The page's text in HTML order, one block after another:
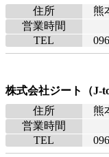
住所
熊
営業時間
TEL
株式会社ジート（J‐to
住所
熊
営業時間
TEL